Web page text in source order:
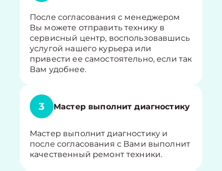
После согласования с менеджером
Вы можете отправить технику в
сервисный центр, воспользовавшись
услугой нашего курьера или
привести ее самостоятельно, если так
Вам удобнее.
3 Мастер выполнит диагностику
Мастер выполнит диагностику и
после согласования с Вами выполнит
качественный ремонт техники.